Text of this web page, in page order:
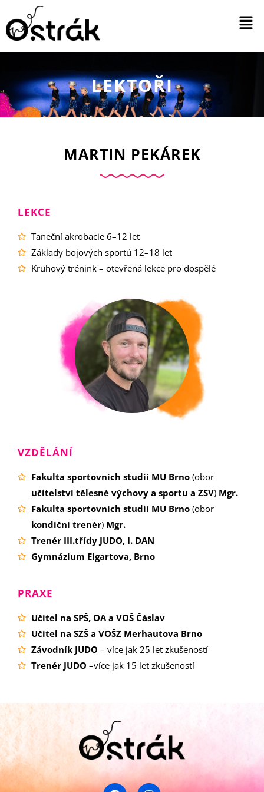
LEKTOŘI
MARTIN PEKÁREK
LEKCE
Taneční akrobacie 6–12 let
Základy bojových sportů 12–18 let
Kruhový trénink – otevřená lekce pro dospělé
VZDĚLÁNÍ
Fakulta sportovních studií MU Brno(obor
učitelství tělesné výchovy a sportu a ZSV) Mgr.
Fakulta sportovních studií MU Brno(obor
kondiční trenér) Mgr.
Trenér III.třídy JUDO, I. DAN
Gymnázium Elgartova, Brno
PRAXE
Učitel na SPŠ, OA a VOŠ Čáslav
Učitel na SZŠ a VOŠZ Merhautova Brno
Závodník JUDO – více jak 25 let zkušeností
Trenér JUDO –více jak 15 let zkušeností